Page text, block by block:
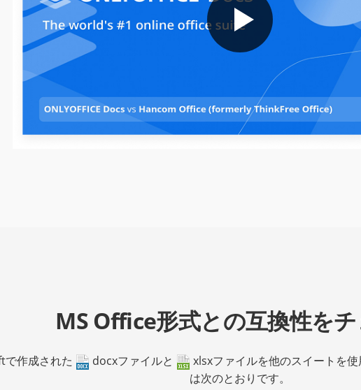
MS Office形式との互換性を
作成された docxファイルと xlsxファイルを他のスイートを
は次のとおりです。